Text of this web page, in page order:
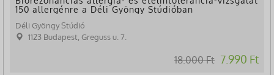
150 allergénre a Déli Gyöngy Stúdióban
Déli Gyöngy Stúdió
1123 Budapest, Greguss u. 7.
18.000 Ft 7.990 Ft